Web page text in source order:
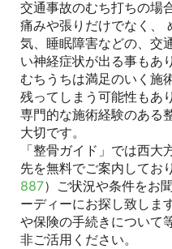
交通事故のむち打ちの場
痛みや張りだけでなく、
気、睡眠障害などの、交
い神経症状が出る事もあ
むちうちは満足のいく施
残ってしまう可能性もあ
専門的な施術経験のある
大切です。
「整骨ガイド」では西
先を無料でご案内してお
887）ご状況や条件をお
ーディーにお探し致しま
や保険の手続きについて
非ご活用ください。